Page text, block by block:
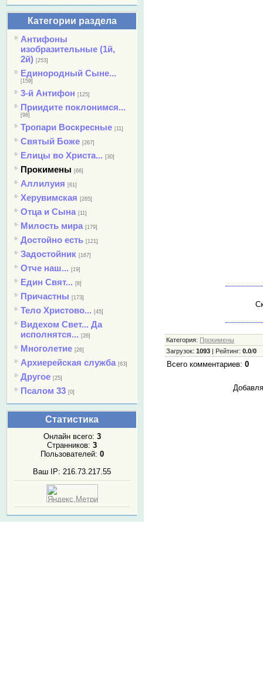
Категории раздела
Антифоны
изобразительные (1й,
2й) [253]
Единородный Сыне...
[159]
3-й Антифон [125]
Приидите поклонимся...
[98]
Тропари Воскресные [11]
Святый Боже [267]
Елицы во Христа... [30]
Прокимены [66]
Аллилуия [61]
Херувимская [265]
Отца и Сына [11]
Милость мира [179]
Достойно есть [121]
Задостойник [167]
Отче наш... [19]
Един Свят... [8]
Причастны [173]
Тело Христово... [45]
Видехом Свет... Да
исполнятся... [26]
Многолетие [26]
Архиерейская служба [63]
Другое [25]
Псалом 33 [0]
Статистика
Онлайн всего: 3
Странников: 3
Пользователей: 0
Ваш IP: 216.73.217.55
Категория: Прокимены
Загрузок:1093 Рейтинг:0.0/0
Всего комментариев: 0